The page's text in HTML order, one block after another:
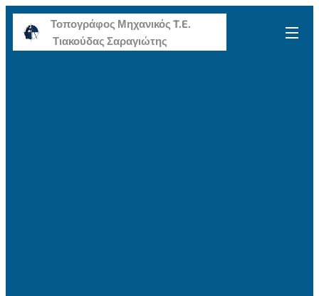
Τοπογράφος Μηχανικός T.E.
Τιακούδας Σαραγιώτης